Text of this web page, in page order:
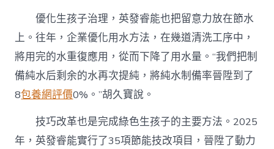
優化生孩子治理，英發睿能也把留意力放在節水
上。往年，企業優化用水方法，在幾道清洗工序中，
將用完的水重復應用，從而下降了用水量。“我們把制
備純水后剩余的水再次提純，將純水制備率晉陞到了
8包養網評價0%。”胡久寶說。
技巧改革也是完成綠色生孩子的主要方法。2025
年，英發睿能實行了35項節能技改項目，晉陞了動力